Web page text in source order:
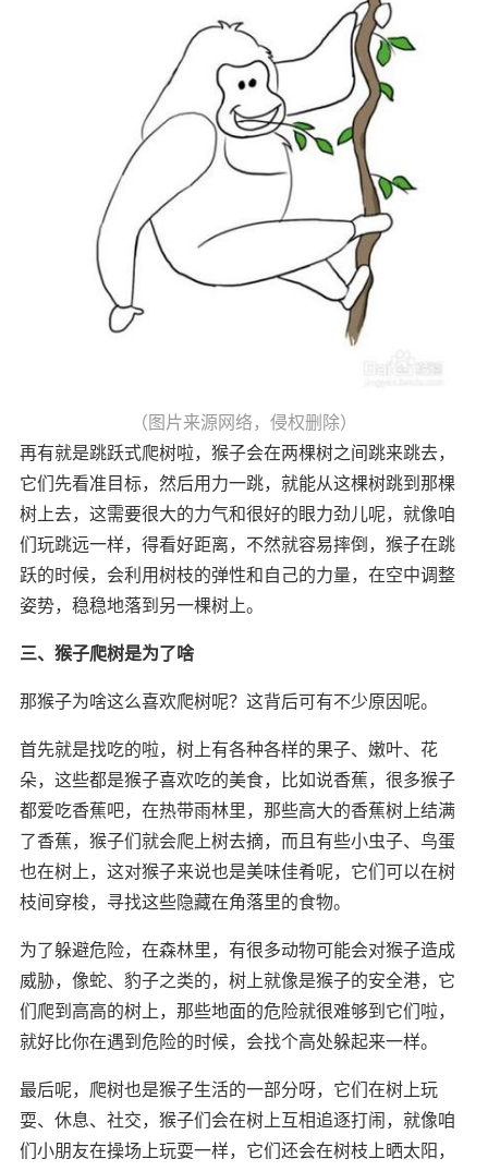
（图片来源网络，侵权删除）
再有就是跳跃式爬树啦，猴子会在两棵树之间跳来跳去，
它们先看准目标，然后用力一跳，就能从这棵树跳到那棵
树上去，这需要很大的力气和很好的眼力劲儿呢，就像咱
们玩跳远一样，得看好距离，不然就容易摔倒，猴子在跳
跃的时候，会利用树枝的弹性和自己的力量，在空中调整
姿势，稳稳地落到另一棵树上。
三、猴子爬树是为了啥
那猴子为啥这么喜欢爬树呢？这背后可有不少原因呢。
首先就是找吃的啦，树上有各种各样的果子、嫩叶、花
朵，这些都是猴子喜欢吃的美食，比如说香蕉，很多猴子
都爱吃香蕉吧，在热带雨林里，那些高大的香蕉树上结满
了香蕉，猴子们就会爬上树去摘，而且有些小虫子、鸟蛋
也在树上，这对猴子来说也是美味佳肴呢，它们可以在树
枝间穿梭，寻找这些隐藏在角落里的食物。
为了躲避危险，在森林里，有很多动物可能会对猴子造成
威胁，像蛇、豹子之类的，树上就像是猴子的安全港，它
们爬到高高的树上，那些地面的危险就很难够到它们啦，
就好比你在遇到危险的时候，会找个高处躲起来一样。
最后呢，爬树也是猴子生活的一部分呀，它们在树上玩
耍、休息、社交，猴子们会在树上互相追逐打闹，就像咱
们小朋友在操场上玩耍一样，它们还会在树枝上晒太阳，